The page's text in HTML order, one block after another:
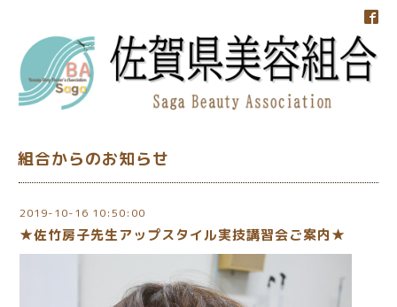
組合からのお知らせ
2019-10-16 10:50:00
★佐竹房子先生アップスタイル実技講習会ご案内★